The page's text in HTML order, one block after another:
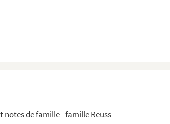
notes de famille - famille Reuss